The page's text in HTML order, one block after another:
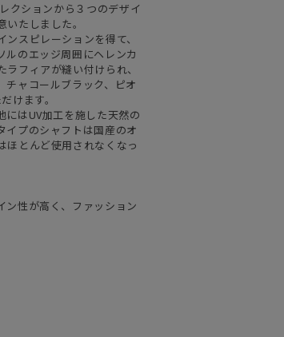
クションから３つのデザイ
たしました。
スピレーションを得て、
のエッジ周囲にヘレンカ
フィアが縫い付けられ、
ャコールブラック、ピオ
けます。
にはUV加工を施した天然の
イプのシャフトは国産のオ
ほとんど使用されなくなっ
ン性が高く、ファッション